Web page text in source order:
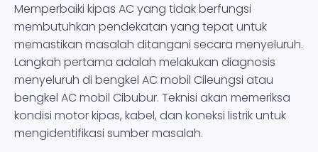
Memperbaiki kipas AC yang tidak berfungsi
membutuhkan pendekatan yang tepat untuk
memastikan masalah ditangani secara menyeluruh.
Langkah pertama adalah melakukan diagnosis
menyeluruh di bengkel AC mobil Cileungsi atau
bengkel AC mobil Cibubur. Teknisi akan memeriksa
kondisi motor kipas, kabel, dan koneksi listrik untuk
mengidentifikasi sumber masalah.